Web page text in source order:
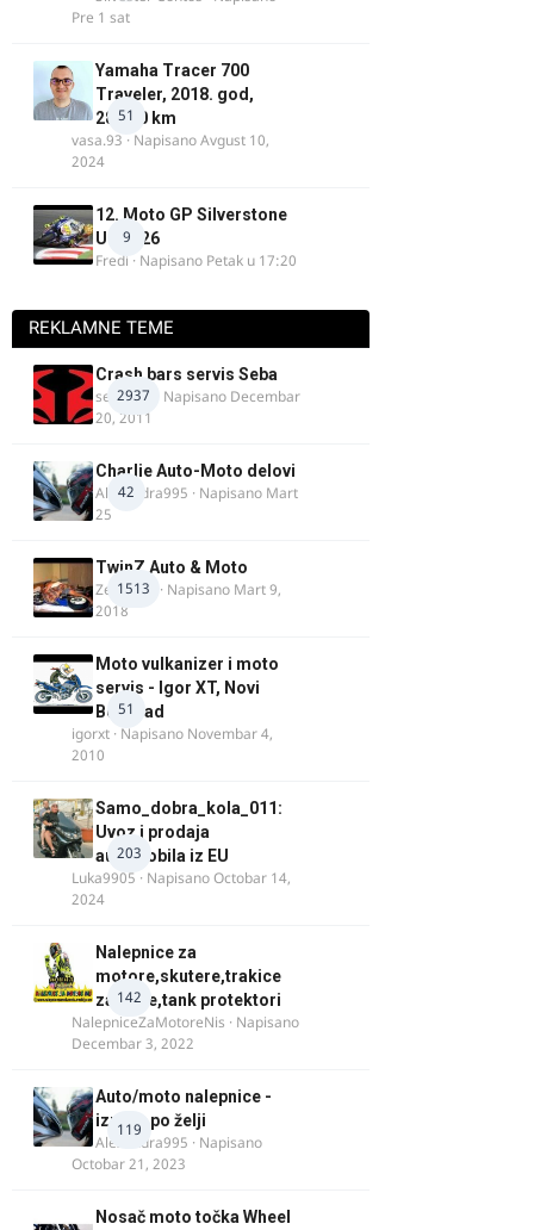
Pre 1 sat
51
Yamaha Tracer 700
Traveler, 2018. god,
28.100 km
vasa.93 · NapisanoAvgust 10,
2024
9
12. Moto GP Silverstone
UK 2026
Fredi · Napisano Petak u 17:20
REKLAMNE TEME
2937
Crash bars servis Seba
seba011 · Napisano Decembar
20, 2011
42
Charlie Auto-Moto delovi
Alexandra995 · Napisano Mart
25
1513
TwinZ Auto & Moto
Zeljkamp · Napisano Mart 9,
2018
51
Moto vulkanizer i moto
servis - Igor XT, Novi
Beograd
igorxt · Napisano Novembar 4,
2010
203
Samo_dobra_kola_011:
Uvoz i prodaja
automobila iz EU
Luka9905 · NapisanoOctobar 14,
2024
142
Nalepnice za
motore,skutere,trakice
za felne,tank protektori
NalepniceZaMotoreNis · Napisano
Decembar 3, 2022
119
Auto/moto nalepnice -
izrada po želji
Alexandra995 · Napisano
Octobar 21, 2023
Nosač moto točka Wheel